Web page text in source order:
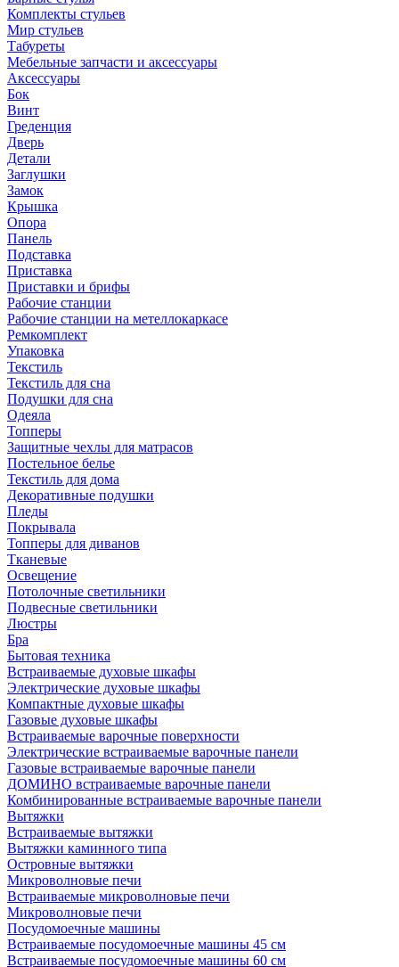
Комплекты стульев
Мир стульев
Табуреты
Мебельные запчасти и аксессуары
Аксессуары
Бок
Винт
Греденция
Дверь
Детали
Заглушки
Замок
Крышка
Опора
Панель
Подставка
Приставка
Приставки и брифы
Рабочие станции
Рабочие станции на метеллокаркасе
Ремкомплект
Упаковка
Текстиль
Текстиль для сна
Подушки для сна
Одеяла
Топперы
Защитные чехлы для матрасов
Постельное белье
Текстиль для дома
Декоративные подушки
Пледы
Покрывала
Топперы для диванов
Тканевые
Освещение
Потолочные светильники
Подвесные светильники
Люстры
Бра
Бытовая техника
Встраиваемые духовые шкафы
Электрические духовые шкафы
Компактные духовые шкафы
Газовые духовые шкафы
Встраиваемые варочные поверхности
Электрические встраиваемые варочные панели
Газовые встраиваемые варочные панели
ДОМИНО встраиваемые варочные панели
Комбинированные встраиваемые варочные панели
Вытяжки
Встраиваемые вытяжки
Вытяжки каминного типа
Островные вытяжки
Микроволновые печи
Встраиваемые микроволновые печи
Микроволновые печи
Посудомоечные машины
Встраиваемые посудомоечные машины 45 см
Встраиваемые посудомоечные машины 60 см